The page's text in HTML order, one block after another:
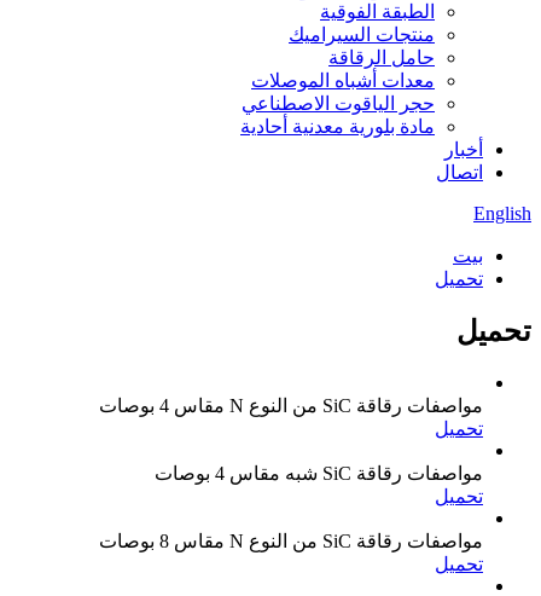
الطبقة الفوقية
منتجات السيراميك
حامل الرقاقة
معدات أشباه الموصلات
حجر الياقوت الاصطناعي
مادة بلورية معدنية أحادية
أخبار
اتصال
English
بيت
تحميل
تحميل
مواصفات رقاقة SiC من النوع N مقاس 4 بوصات
تحميل
مواصفات رقاقة SiC شبه مقاس 4 بوصات
تحميل
مواصفات رقاقة SiC من النوع N مقاس 8 بوصات
تحميل